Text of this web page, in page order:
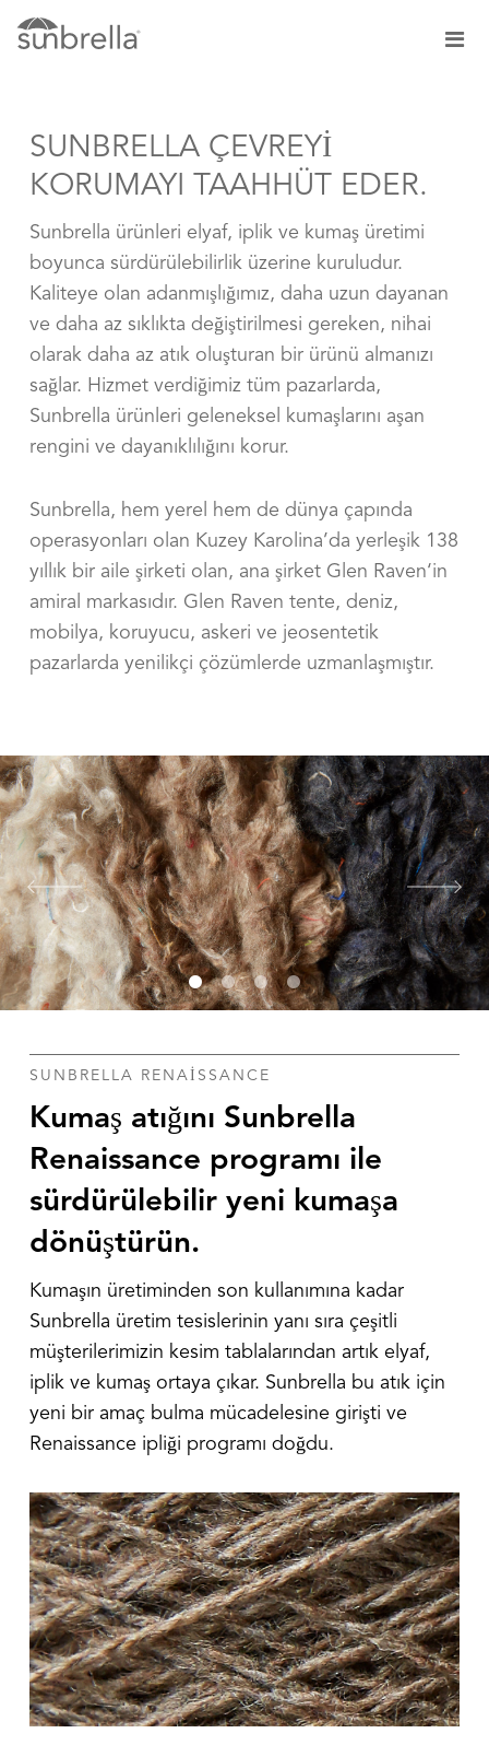
SUNBRELLA ÇEVREYI
KORUMAYI TAAHHÜT EDER.
Sunbrella ürünleri elyaf, iplik ve kumaş üretimi
boyunca sürdürülebilirlik üzerine kuruludur.
Kaliteye olan adanmışlığımız, daha uzun dayanan
ve daha az sıklıkta değiştirilmesi gereken, nihai
olarak daha az atık oluşturan bir ürünü almanızı
sağlar. Hizmet verdiğimiz tüm pazarlarda,
Sunbrella ürünleri geleneksel kumaşlarını aşan
rengini ve dayanıklılığını korur.
Sunbrella, hem yerel hem de dünya çapında
operasyonları olan Kuzey Karolina’da yerleşik 138
yıllık bir aile şirketi olan, ana şirket Glen Raven‘in
amiral markasıdır. Glen Raven tente, deniz,
mobilya, koruyucu, askeri ve jeosentetik
pazarlarda yenilikçi çözümlerde uzmanlaşmıştır.
SUNBRELLA RENAISSANCE
Kumaş atığını Sunbrella
Renaissance programı ile
sürdürülebilir yeni kumaşa
dönüştürün.
Kumaşın üretiminden son kullanımına kadar
Sunbrella üretim tesislerinin yanı sıra çeşitli
müşterilerimizin kesim tablalarından artık elyaf,
iplik ve kumaş ortaya çıkar. Sunbrella bu atık için
yeni bir amaç bulma mücadelesine girişti ve
Renaissance ipliği programı doğdu.